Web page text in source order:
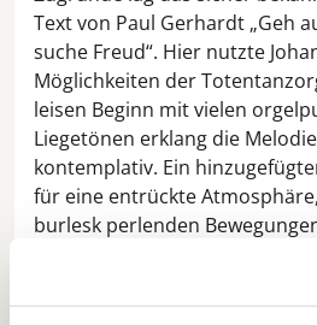
Text von Paul Gerhardt „Geh
suche Freud“. Hier nutzte
Möglichkeiten der
leisen Beginn mit vielen
Liegetönen erklang die
kontemplativ. Ein
für eine entrückte
burlesk perlenden
packende Steigerung in
der Schweller kam zum
enthusiastische Feier der